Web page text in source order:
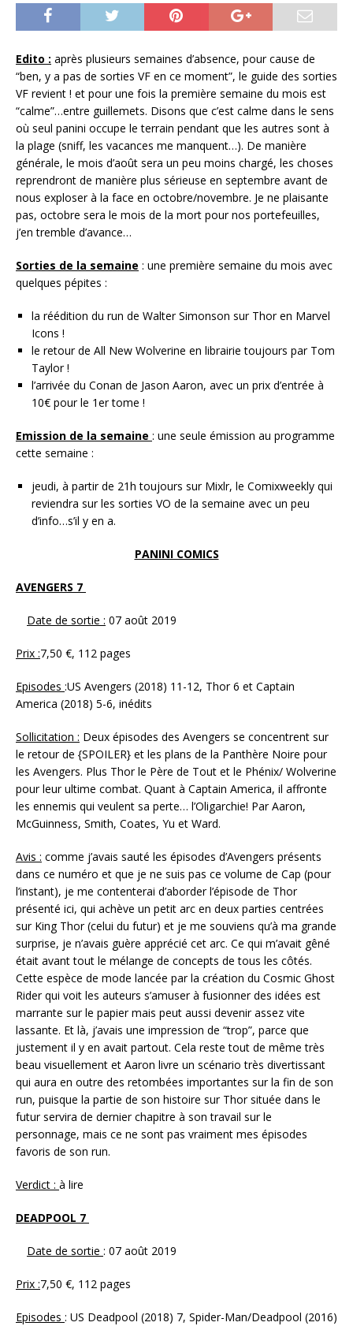
Edito : après plusieurs semaines d’absence, pour cause de
“ben, y a pas de sorties VF en ce moment”, le guide des sorties
VF revient ! et pour une fois la première semaine du mois est
“calme”…entre guillemets. Disons que c’est calme dans le sens
où seul panini occupe le terrain pendant que les autres sont à
la plage (sniff, les vacances me manquent…). De manière
générale, le mois d’août sera un peu moins chargé, les choses
reprendront de manière plus sérieuse en septembre avant de
nous exploser à la face en octobre/novembre. Je ne plaisante
pas, octobre sera le mois de la mort pour nos portefeuilles,
j’en tremble d’avance…
Sorties de la semaine : une première semaine du mois avec
quelques pépites :
la réédition du run de Walter Simonson sur Thor en Marvel
Icons !
le retour de All New Wolverine en librairie toujours par Tom
Taylor !
l’arrivée du Conan de Jason Aaron, avec un prix d’entrée à
10€ pour le 1er tome !
Emission de la semaine : une seule émission au programme
cette semaine :
jeudi, à partir de 21h toujours sur Mixlr, le Comixweekly qui
reviendra sur les sorties VO de la semaine avec un peu
d’info…s’il y en a.
PANINI COMICS
AVENGERS 7
Date de sortie : 07 août 2019
Prix :7,50 €, 112 pages
Episodes :US Avengers (2018) 11-12, Thor 6 et Captain
America (2018) 5-6, inédits
Sollicitation : Deux épisodes des Avengers se concentrent sur
le retour de {SPOILER} et les plans de la Panthère Noire pour
les Avengers. Plus Thor le Père de Tout et le Phénix/ Wolverine
pour leur ultime combat. Quant à Captain America, il affronte
les ennemis qui veulent sa perte… l’Oligarchie! Par Aaron,
McGuinness, Smith, Coates, Yu et Ward.
Avis : comme j’avais sauté les épisodes d’Avengers présents
dans ce numéro et que je ne suis pas ce volume de Cap (pour
l’instant), je me contenterai d’aborder l’épisode de Thor
présenté ici, qui achève un petit arc en deux parties centrées
sur King Thor (celui du futur) et je me souviens qu’à ma grande
surprise, je n’avais guère apprécié cet arc. Ce qui m’avait gêné
était avant tout le mélange de concepts de tous les côtés.
Cette espèce de mode lancée par la création du Cosmic Ghost
Rider qui voit les auteurs s’amuser à fusionner des idées est
marrante sur le papier mais peut aussi devenir assez vite
lassante. Et là, j’avais une impression de “trop”, parce que
justement il y en avait partout. Cela reste tout de même très
beau visuellement et Aaron livre un scénario très divertissant
qui aura en outre des retombées importantes sur la fin de son
run, puisque la partie de son histoire sur Thor située dans le
futur servira de dernier chapitre à son travail sur le
personnage, mais ce ne sont pas vraiment mes épisodes
favoris de son run.
Verdict : à lire
DEADPOOL 7
Date de sortie : 07 août 2019
Prix :7,50 €, 112 pages
Episodes : US Deadpool (2018) 7, Spider-Man/Deadpool (2016)